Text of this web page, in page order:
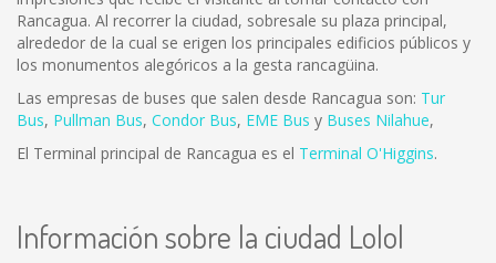
Rancagua. Al recorrer la ciudad, sobresale su plaza principal,
alrededor de la cual se erigen los principales edificios públicos y
los monumentos alegóricos a la gesta rancagüina.
Las empresas de buses que salen desde Rancagua son: Tur
Bus, Pullman Bus, Condor Bus, EME Bus y Buses Nilahue,
El Terminal principal de Rancagua es el Terminal O'Higgins.
Información sobre la ciudad Lolol